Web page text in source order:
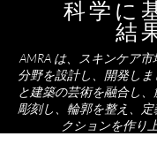
結
科学に
AMRA は、スキンケア
分野を設計し、開発し
と建築の芸術を融合し
彫刻し、輪郭を整え、
クションを作り